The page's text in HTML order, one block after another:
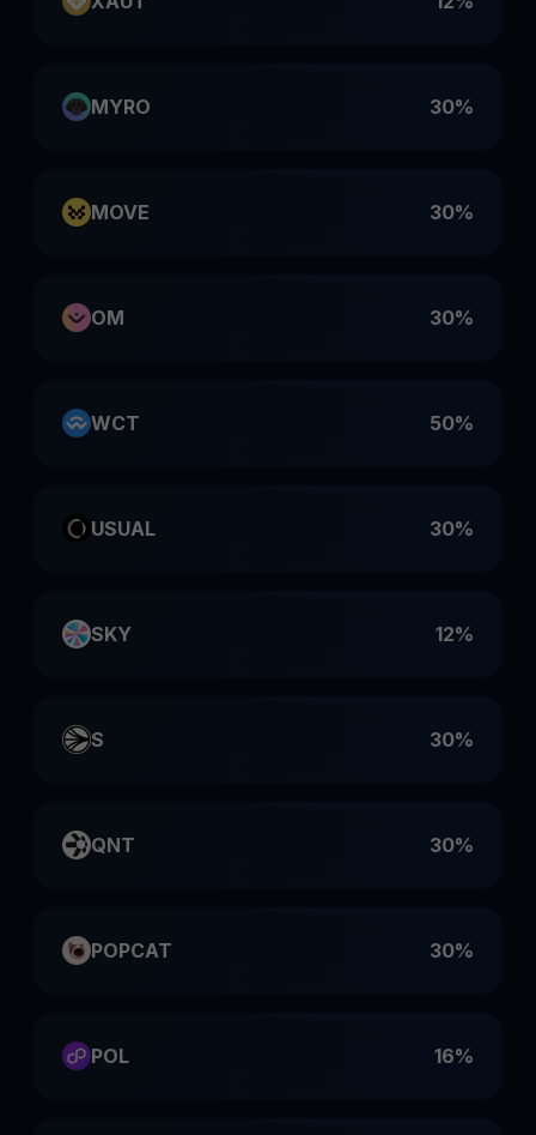
MYRO 30%
MOVE 30%
OM 30%
WCT 50%
USUAL 30%
SKY 12%
S 30%
QNT 30%
POPCAT 30%
POL 16%